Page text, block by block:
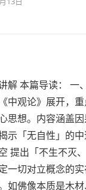
解 本篇导读：
中观论》展开，
思想。内容涵盖
示「无自性」的
提出「不生不灭
一切对立概念的
如佛像本质是木